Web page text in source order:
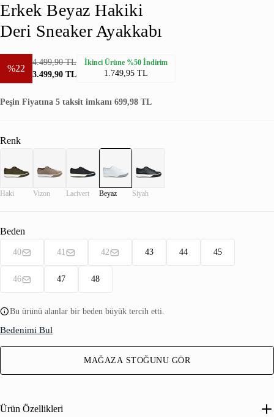
Erkek Beyaz Hakiki
Deri Sneaker Ayakkabı
%22
4.499,90 TL
3.499,90 TL
İkinci Ürüne %50 İndirim
1.749,95 TL
Peşin Fiyatına 5 taksit imkanı 699,98 TL
Renk
Haki Vizon Lacivert Beyaz Siyah
Beden
40 41 42 43 44 45
46 47 48
Bu ürünü alanlar bir beden büyük tercih etti.
Bedenimi Bul
MAĞAZA STOĞUNU GÖR
Ürün Özellikleri